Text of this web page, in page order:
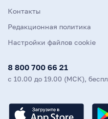
Контакты
Редакционная политика
Настройки файлов cookie
8 800 700 66 21
с 10.00 до 19.00 (МСК),